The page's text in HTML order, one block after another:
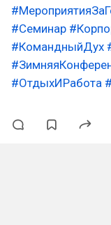
#Семинар
#КомандныйДух
#ОтдыхИРабота